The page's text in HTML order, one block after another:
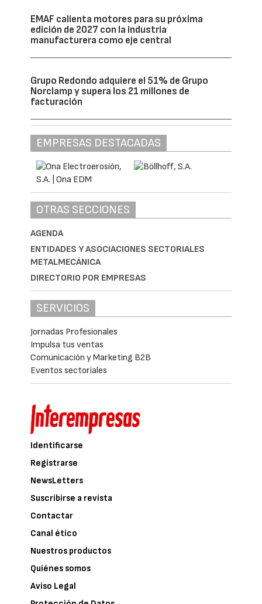
EMAF calienta motores para su próxima
edición de 2027 con la industria
manufacturera como eje central
Grupo Redondo adquiere el 51% de Grupo
Norclamp y supera los 21 millones de
facturación
EMPRESAS DESTACADAS
OTRAS SECCIONES
AGENDA
ENTIDADES Y ASOCIACIONES SECTORIALES
METALMECÁNICA
DIRECTORIO POR EMPRESAS
SERVICIOS
Jornadas Profesionales
Impulsa tus ventas
Comunicación y Marketing B2B
Eventos sectoriales
Identificarse
Registrarse
NewsLetters
Suscribirse a revista
Contactar
Canal ético
Nuestros productos
Quiénes somos
Aviso Legal